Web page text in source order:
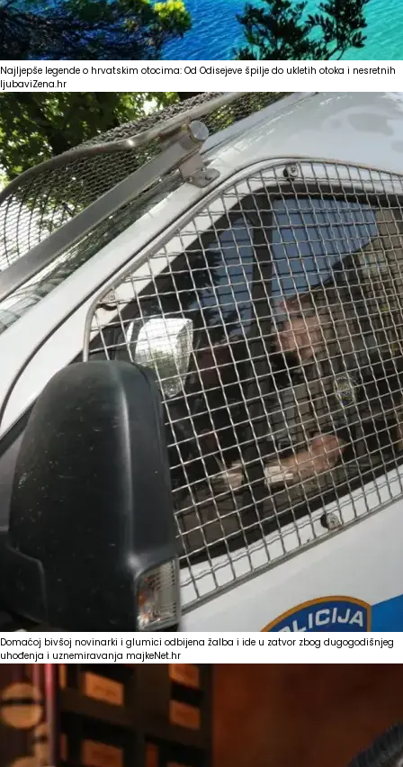
Najljepše legende o hrvatskim otocima: Od Odisejeve špilje do ukletih otoka i nesretnih
ljubaviZena.hr
Domaćoj bivšoj novinarki i glumici odbijena žalba i ide u zatvor zbog dugogodišnjeg
uhođenja i uznemiravanja majkeNet.hr